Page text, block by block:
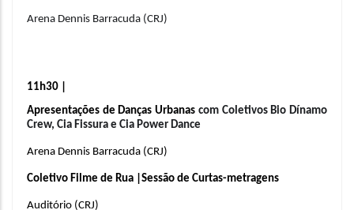
Arena Dennis Barracuda (CRJ)
11h30 |
Apresentações de Danças Urbanas com Coletivos Bio Dínamo
Crew, Cia Fissura e Cia Power Dance
Arena Dennis Barracuda (CRJ)
Coletivo Filme de Rua |Sessão de Curtas-metragens
Auditório (CRJ)